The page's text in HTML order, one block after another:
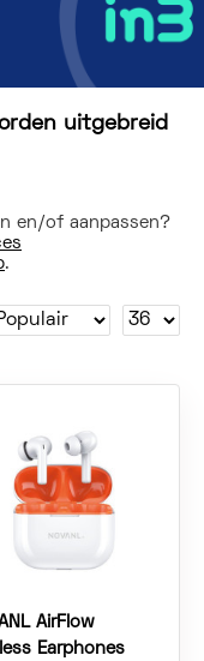
uitgebreid
en/of aanpassen?
.
AirFlow
Earphones